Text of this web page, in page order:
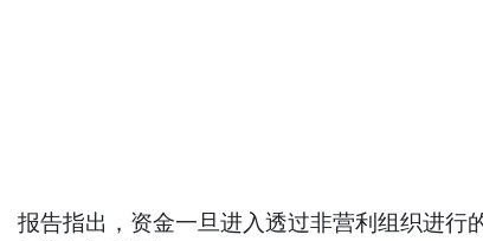
报告指出，资金一旦进入透过非营利组织进行